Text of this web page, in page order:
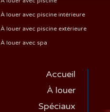
À louer avec piscine intérieure
À louer avec piscine extérieure
À louer avec spa
Accueil
À louer
Spéciaux